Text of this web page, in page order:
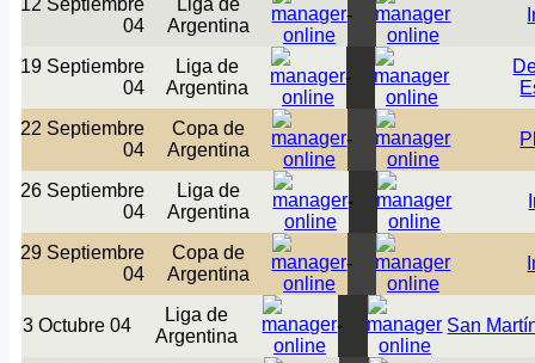
12 Septiembre
04
Liga de
Argentina
-
19 Septiembre
04
Liga de
Argentina
-
22 Septiembre
04
Copa de
Argentina
-
26 Septiembre
04
Liga de
Argentina
-
29 Septiembre
04
Copa de
Argentina
-
3 Octubre 04
Liga de
Argentina
- San